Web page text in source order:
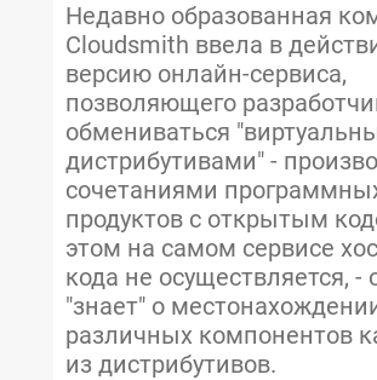
Недавно образованная
Cloudsmith ввела в
версию онлайн-сервиса,
позволяющего
обмениваться
дистрибутивами" -
сочетаниями
продуктов с открытым
этом на самом сервисе
кода не осуществляется, -
"знает" о
различных компонентов
из дистрибутивов.